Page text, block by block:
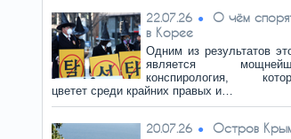
22.07.26
О чём
в Корее
Одним из результатов
является
конспирология,
цветет среди крайних правых и…
20.07.26 Остров